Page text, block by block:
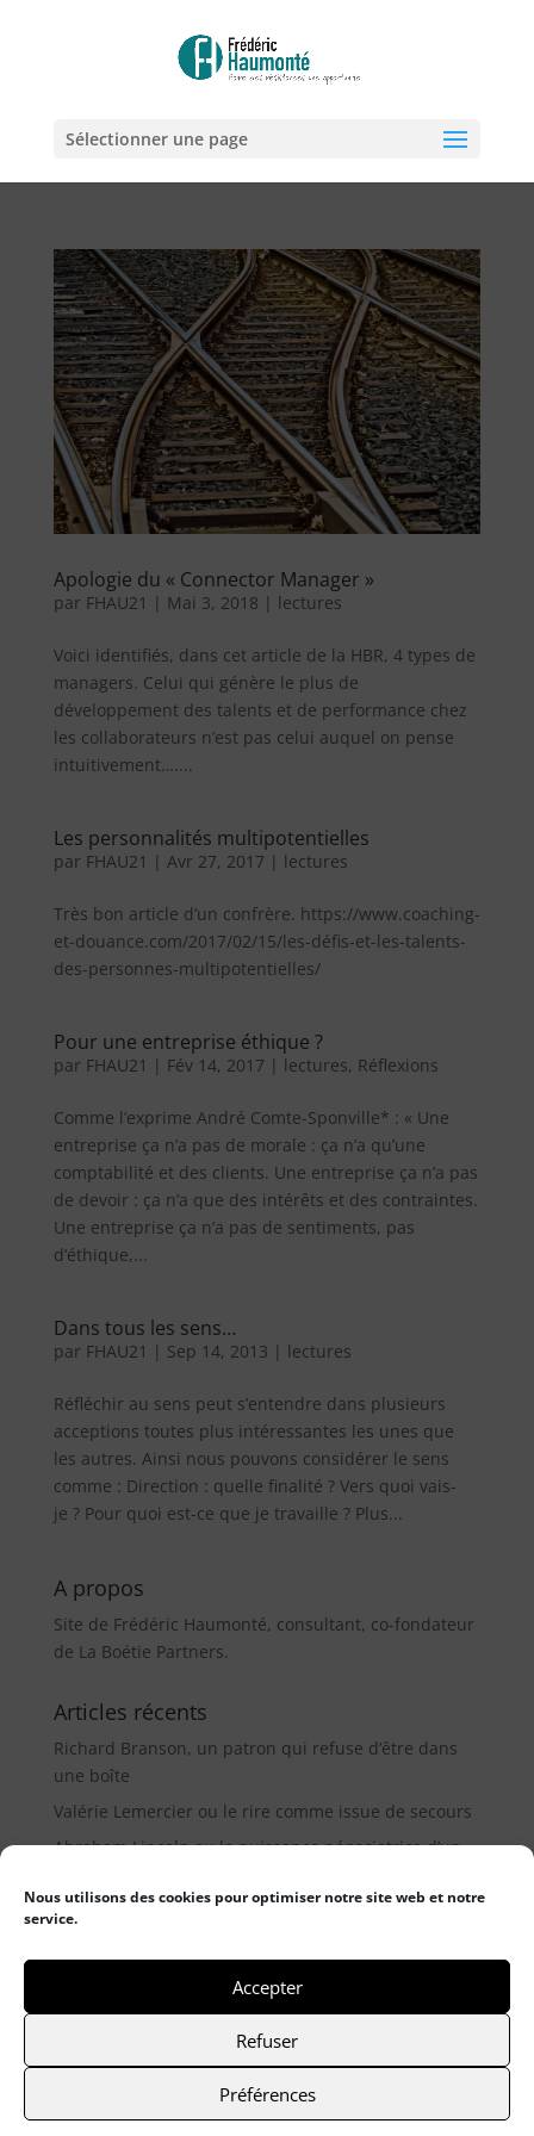
Nous utilisons des cookies pour optimiser notre site web et notre
service.
Accepter
Refuser
Préférences
Sélectionner une page
Apologie du « Connector Manager »
par FHAU21 | Mai 3, 2018 | lectures
Voici identifiés, dans cet article de la HBR, 4 types de
managers. Celui qui génère le plus de
développement des talents et de performance chez
les collaborateurs n’est pas celui auquel on pense
intuitivement…....
Les personnalités multipotentielles
par FHAU21 | Avr 27, 2017 | lectures
Très bon article d’un confrère. https://www.coaching-
et-douance.com/2017/02/15/les-défis-et-les-talents-
des-personnes-multipotentielles/
Pour une entreprise éthique ?
par FHAU21 | Fév 14, 2017 | lectures, Réflexions
Comme l’exprime André Comte-Sponville* : « Une
entreprise ça n’a pas de morale : ça n’a qu’une
comptabilité et des clients. Une entreprise ça n’a pas
de devoir : ça n’a que des intérêts et des contraintes.
Une entreprise ça n’a pas de sentiments, pas
d’éthique,...
Dans tous les sens…
par FHAU21 | Sep 14, 2013 | lectures
Réfléchir au sens peut s’entendre dans plusieurs
acceptions toutes plus intéressantes les unes que
les autres. Ainsi nous pouvons considérer le sens
comme : Direction : quelle finalité ? Vers quoi vais-
je ? Pour quoi est-ce que je travaille ? Plus...
A propos
Site de Frédéric Haumonté, consultant, co-fondateur
de La Boétie Partners.
Articles récents
Richard Branson, un patron qui refuse d’être dans
une boîte
Valérie Lemercier ou le rire comme issue de secours
Abraham Lincoln ou la puissance négociatrice d’un
© 2021 Frederic Haumonté- Mentions légales
Politique de cookies